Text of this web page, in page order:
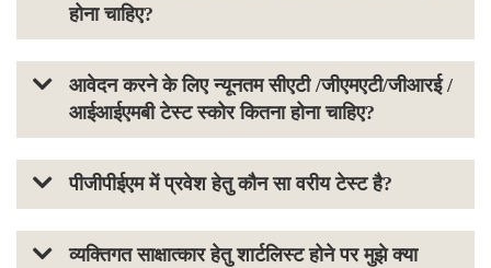
होना चाहिए?
आवेदन करने के लिए न्यूनतम सीएटी /जीएमएटी/जीआरई /
आईआईएमबी टेस्ट स्कोर कितना होना चाहिए?
पीजीपीईएम में प्रवेश हेतु कौन सा वरीय टेस्ट है?
व्यक्तिगत साक्षात्कार हेतु शार्टलिस्ट होने पर मुझे क्या